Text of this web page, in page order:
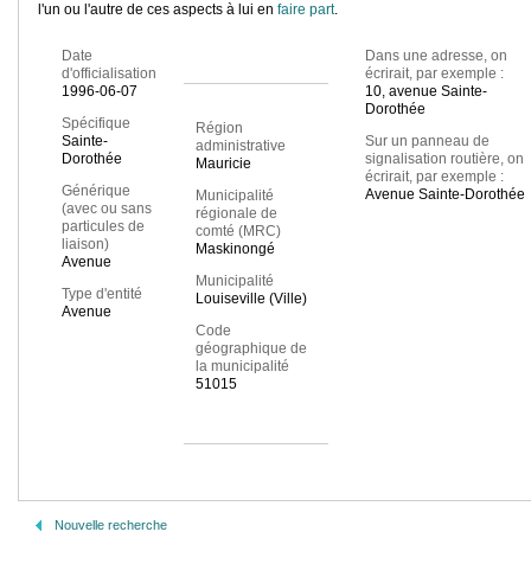
l'un ou l'autre de ces aspects à lui en faire part.
Date
d'officialisation
1996-06-07
Spécifique
Sainte-
Dorothée
Générique
(avec ou sans
particules de
liaison)
Avenue
Type d'entité
Avenue
Région
administrative
Mauricie
Municipalité
régionale de
comté (MRC)
Maskinongé
Municipalité
Louiseville (Ville)
Code
géographique de
la municipalité
51015
Dans une adresse, on
écrirait, par exemple :
10, avenue Sainte-
Dorothée
Sur un panneau de
signalisation routière, on
écrirait, par exemple :
Avenue Sainte-Dorothée
Nouvelle recherche